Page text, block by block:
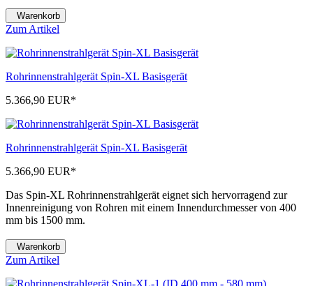
Warenkorb
Zum Artikel
Rohrinnenstrahlgerät Spin-XL Basisgerät
5.366,90 EUR*
Rohrinnenstrahlgerät Spin-XL Basisgerät
5.366,90 EUR*
Das Spin-XL Rohrinnenstrahlgerät eignet sich hervorragend zur
Innenreinigung von Rohren mit einem Innendurchmesser von 400
mm bis 1500 mm.
Warenkorb
Zum Artikel